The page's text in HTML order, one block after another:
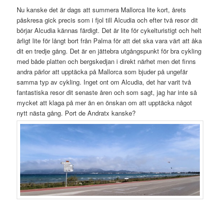
Nu kanske det är dags att summera Mallorca lite kort, årets
påskresa gick precis som i fjol till Alcudia och efter två resor dit
börjar Alcudia kännas färdigt. Det är lite för cykelturistigt och helt
ärligt lite för långt bort från Palma för att det ska vara värt att åka
dit en tredje gång. Det är en jättebra utgångspunkt för bra cykling
med både platten och bergskedjan i direkt närhet men det finns
andra pärlor att upptäcka på Mallorca som bjuder på ungefär
samma typ av cykling. Inget ont om Alcudia, det har varit två
fantastiska resor dit senaste åren och som sagt, jag har inte så
mycket att klaga på mer än en önskan om att upptäcka något
nytt nästa gång. Port de Andratx kanske?